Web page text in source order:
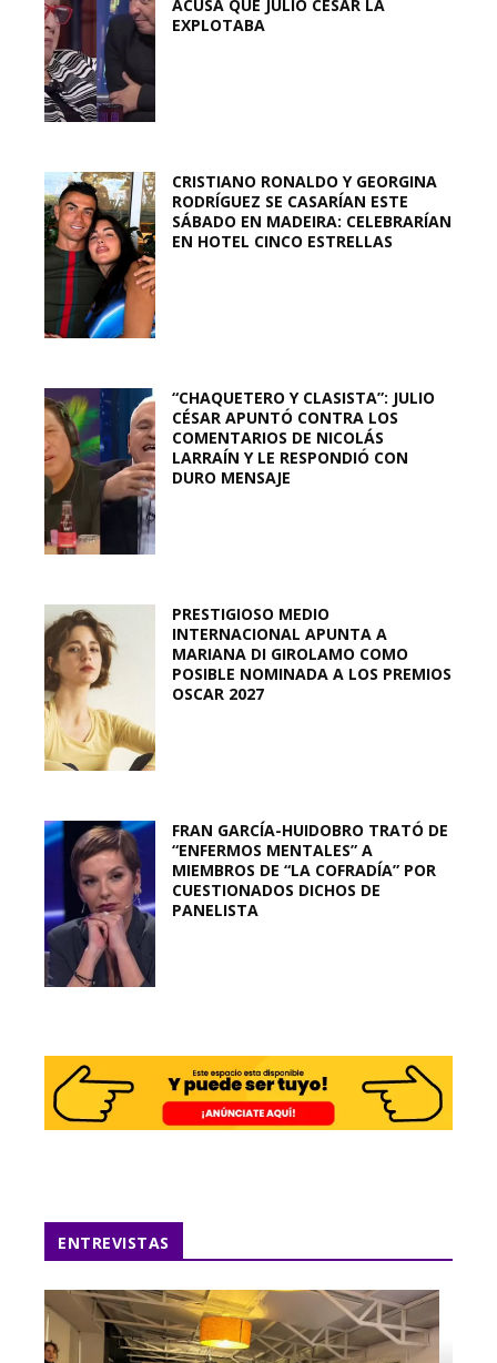
ACUSA QUE JULIO CÉSAR LA
EXPLOTABA
CRISTIANO RONALDO Y GEORGINA
RODRÍGUEZ SE CASARÍAN ESTE
SÁBADO EN MADEIRA: CELEBRARÍAN
EN HOTEL CINCO ESTRELLAS
“CHAQUETERO Y CLASISTA”: JULIO
CÉSAR APUNTÓ CONTRA LOS
COMENTARIOS DE NICOLÁS
LARRAÍN Y LE RESPONDIÓ CON
DURO MENSAJE
PRESTIGIOSO MEDIO
INTERNACIONAL APUNTA A
MARIANA DI GIROLAMO COMO
POSIBLE NOMINADA A LOS PREMIOS
OSCAR 2027
FRAN GARCÍA-HUIDOBRO TRATÓ DE
“ENFERMOS MENTALES” A
MIEMBROS DE “LA COFRADÍA” POR
CUESTIONADOS DICHOS DE
PANELISTA
ENTREVISTAS